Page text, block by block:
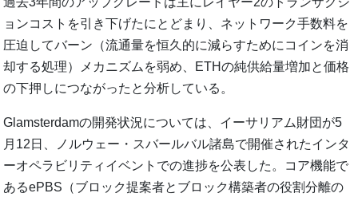
ョンコストを引き下げたにとどまり、ネットワーク手数料を
圧迫してバーン（流通量を恒久的に減らすためにコインを消
却する処理）メカニズムを弱め、ETHの純供給量増加と価格
の下押しにつながったと分析している。
Glamsterdamの開発状況については、イーサリアム財団が5
月12日、ノルウェー・スバールバル諸島で開催されたインタ
ーオペラビリティイベントでの進捗を公表した。コア機能で
あるePBS（ブロック提案者とブロック構築者の役割分離の